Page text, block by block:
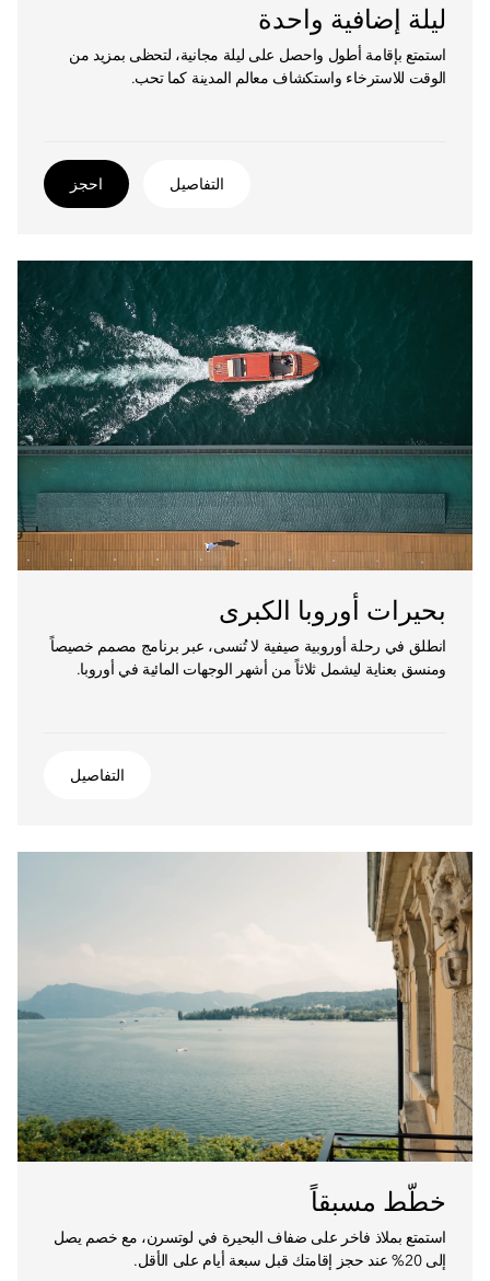
ليلة إضافية واحدة
استمتع بإقامة أطول واحصل على ليلة مجانية، لتحظى بمزيد من
الوقت للاسترخاء واستكشاف معالم المدينة كما تحب.
التفاصيل احجز
بحيرات أوروبا الكبرى
انطلق في رحلة أوروبية صيفية لا تُنسى، عبر برنامج مصمم خصيصاً
ومنسق بعناية ليشمل ثلاثاً من أشهر الوجهات المائية في أوروبا.
التفاصيل
خطّط مسبقاً
استمتع بملاذ فاخر على ضفاف البحيرة في لوتسرن، مع خصم يصل
إلى 20% عند حجز إقامتك قبل سبعة أيام على الأقل.